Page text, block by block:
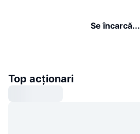
Se încarcă...
Top acționari